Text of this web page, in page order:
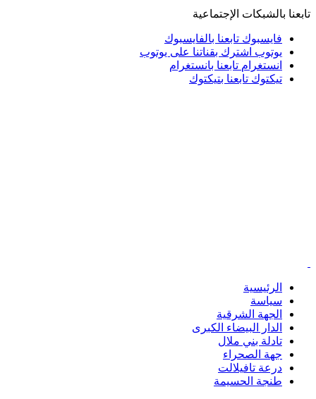
تابعنا بالشبكات الإجتماعية
فايسبوك تابعنا بالفايسبوك
يوتوب اشترك بقناتنا على يوتوب
انستغرام تابعنا بانستغرام
تيكتوك تابعنا بتيكتوك
الرئيسية
سياسة
الجهة الشرقية
الدار البيضاء الكبرى
تادلة بني ملال
جهة الصحراء
درعة تافيلالت
طنجة الحسيمة